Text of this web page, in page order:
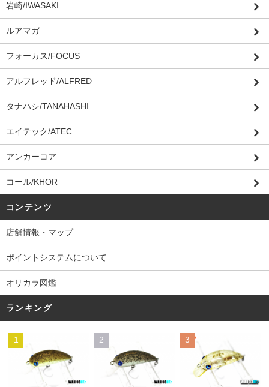
岩崎/IWASAKI
ルアマガ
フォーカス/FOCUS
アルフレッド/ALFRED
タナハシ/TANAHASHI
エイテック/ATEC
アンカーコア
コール/KHOR
コンテンツ
店舗情報・マップ
ポイントシステムについて
オリカラ図鑑
ランキング
1 2 3